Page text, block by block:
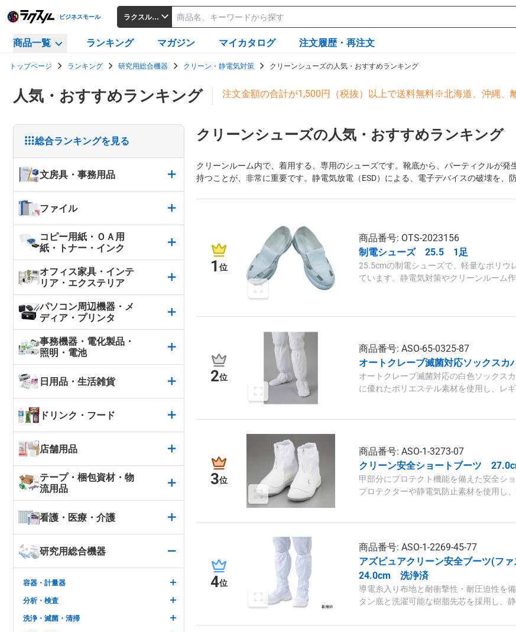
ビジネスモール ラクスルビジネスモール
商品一覧 ランキング マガジン マイカタログ 注文履歴・再注文
トップページ ランキング 研究用総合機器 クリーン・静電気対策 クリーンシューズの人気・おすすめランキング
人気・おすすめランキング 注文金額の合計が1,500円（税抜）以上で送料無料※北海道、沖縄、
総合ランキングを見る
文房具・事務用品
ファイル
コピー用紙・ＯＡ用
紙・トナー・インク
オフィス家具・インテ
リア・エクステリア
パソコン周辺機器・メ
ディア・プリンタ
事務機器・電化製品・
照明・電池
日用品・生活雑貨
ドリンク・フード
店舗用品
テープ・梱包資材・物
流用品
看護・医療・介護
研究用総合機器
容器・計量器
分析・検査
洗浄・滅菌・清掃
クリーンシューズの人気・おすすめランキング
クリーンルーム内で、着用する、専用のシューズです。靴底から、パーティクルが
持つことが、非常に重要です。静電気放電（ESD）による、電子デバイスの破壊を、
1 位
商品番号: OTS-2023156
制電シューズ 25.5 1足
25.5cmの制電シューズで、軽量なポリウ
ています。静電気対策やクリーンルーム
2位
商品番号: ASO-65-0325-87
オートクレーブ滅菌対応ソックス
オートクレーブ滅菌対応の白色ソックス
に優れたポリエステル素材を使用し、レ
3位
商品番号: ASO-1-3273-07
クリーン安全ショートブーツ
甲部分にプロテクト機能を備えた安全シ
プロテクターや静電気防止素材を使用し
4位
商品番号: ASO-1-2269-45-77
アズピュアクリーン安全ブーツ(フ
24.0cm 洗浄済
導電糸入り布地と耐衝撃性・耐圧迫性を
タン底と洗濯可能な樹脂先芯を採用し、